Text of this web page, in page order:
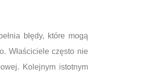
błędy, które mogą
Właściciele często nie
Kolejnym istotnym